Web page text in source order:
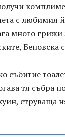
с любимия
много
Беновска
събитие
тя събра
струваща